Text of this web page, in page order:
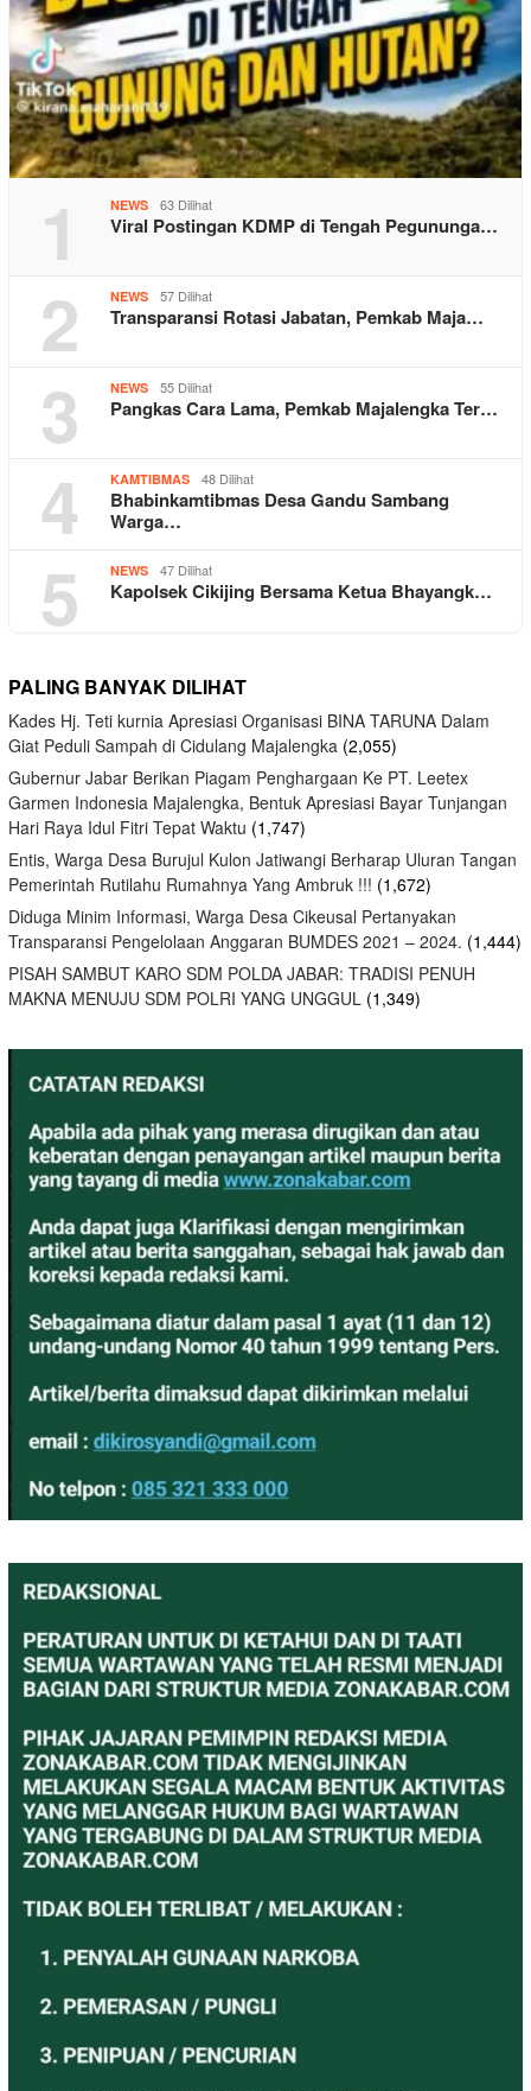
1 NEWS 63 Dilihat
Viral Postingan KDMP di Tengah Pegununga…
2 NEWS 57 Dilihat
Transparansi Rotasi Jabatan, Pemkab Maja…
3 NEWS 55 Dilihat
Pangkas Cara Lama, Pemkab Majalengka Ter…
4 KAMTIBMAS 48 Dilihat
Bhabinkamtibmas Desa Gandu Sambang
Warga…
5 NEWS 47 Dilihat
Kapolsek Cikijing Bersama Ketua Bhayangk…
PALING BANYAK DILIHAT
Kades Hj. Teti kurnia Apresiasi Organisasi BINA TARUNA Dalam
Giat Peduli Sampah di Cidulang Majalengka (2,055)
Gubernur Jabar Berikan Piagam Penghargaan Ke PT. Leetex
Garmen Indonesia Majalengka, Bentuk Apresiasi Bayar Tunjangan
Hari Raya Idul Fitri Tepat Waktu (1,747)
Entis, Warga Desa Burujul Kulon Jatiwangi Berharap Uluran Tangan
Pemerintah Rutilahu Rumahnya Yang Ambruk !!! (1,672)
Diduga Minim Informasi, Warga Desa Cikeusal Pertanyakan
Transparansi Pengelolaan Anggaran BUMDES 2021 – 2024. (1,444)
PISAH SAMBUT KARO SDM POLDA JABAR: TRADISI PENUH
MAKNA MENUJU SDM POLRI YANG UNGGUL (1,349)